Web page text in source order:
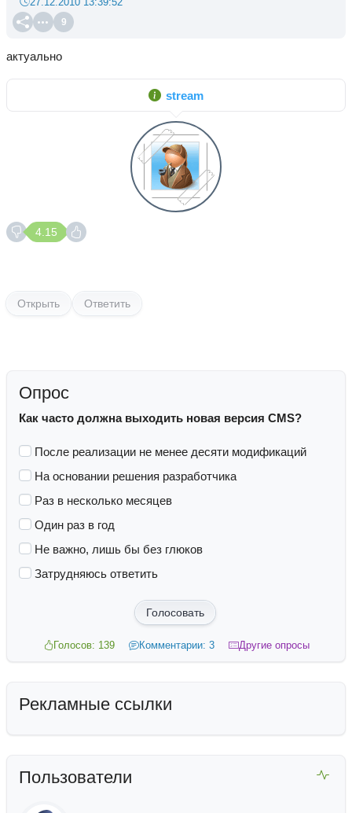
9
актуально
stream
4.15
Открыть Ответить
Опрос
Как часто должна выходить новая версия CMS?
После реализации не менее десяти модификаций
На основании решения разработчика
Раз в несколько месяцев
Один раз в год
Не важно, лишь бы без глюков
Затрудняюсь ответить
Голосовать
Голосов: 139 Комментарии: 3 Другие опросы
Рекламные ссылки
Пользователи